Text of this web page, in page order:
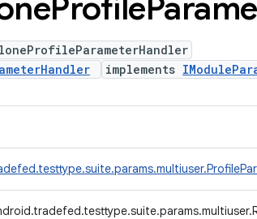
Profile
implements